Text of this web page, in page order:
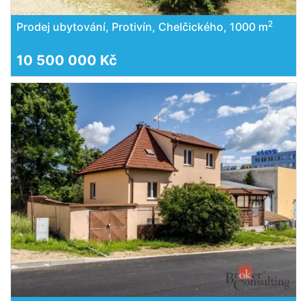
Prodej ubytování, Protivín, Chelčického, 1000 m2
10 500 000 Kč